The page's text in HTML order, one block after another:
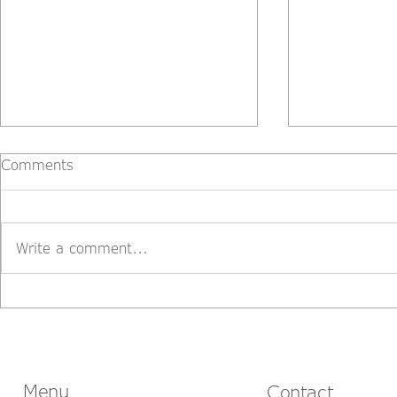
Comments
Write a comment...
Menu Contact